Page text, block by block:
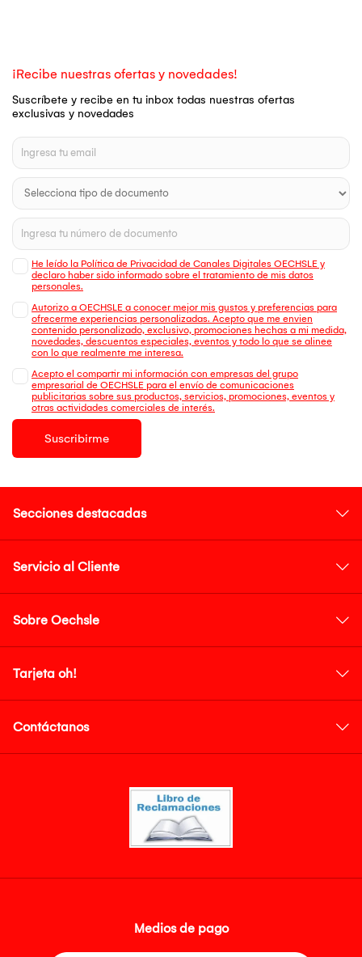
¡Recibe nuestras ofertas y novedades!
Suscríbete y recibe en tu inbox todas nuestras ofertas
exclusivas y novedades
He leído la Política de Privacidad de Canales Digitales OECHSLE y
declaro haber sido informado sobre el tratamiento de mis datos
personales.
Autorizo a OECHSLE a conocer mejor mis gustos y preferencias para
ofrecerme experiencias personalizadas. Acepto que me envien
contenido personalizado, exclusivo, promociones hechas a mi medida,
novedades, descuentos especiales, eventos y todo lo que se alinee
con lo que realmente me interesa.
Acepto el compartir mi información con empresas del grupo
empresarial de OECHSLE para el envío de comunicaciones
publicitarias sobre sus productos, servicios, promociones, eventos y
otras actividades comerciales de interés.
Suscribirme
Secciones destacadas
Servicio al Cliente
Sobre Oechsle
Tarjeta oh!
Contáctanos
Medios de pago